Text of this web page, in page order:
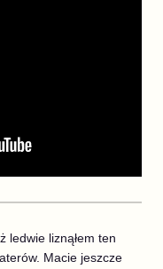
liznąłem ten
Macie jeszcze